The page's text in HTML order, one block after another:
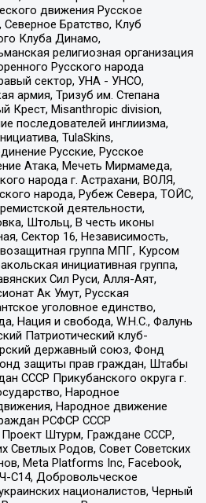
движения Русское
Братство, Клуб
Клуба Динамо,
религиозная организация
Русского народа
сектор, УНА - УНСО,
армия, Тризуб им. Степана
Крест, Misanthropic division,
последователей инглиизма,
TulaSkins,
Русские, Русское
Атака, Мечеть Мирмамеда,
народа г. Астрахани, ВОЛЯ,
народа, Рубеж Севера, ТОЙС,
деятельности,
Штольц, В честь иконы
Сектор 16, Независимость,
группа МПГ, Курсом
инициативная группа,
Сил Руси, Алля-Аят,
Ак Умут, Русская
уголовное единство,
Нация и свобода, W.H.С., Фалунь
Патриотический клуб-
державный союз, Фонд
защиты прав граждан, Штабы
СССР Прикубанского округа г.
Народное
Народное движение
РСФСР СССР
Проект Штурм, Граждане СССР,
Светлых Родов, Совет Советских
Meta Platforms Inc, Facebook,
С14, Добровольческое
националистов, Черный